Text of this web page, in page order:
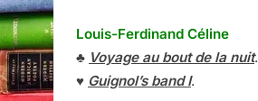
Louis-Ferdinand Céline
♣ Voyage au bout de la nuit.
♥ Guignol’s band I.